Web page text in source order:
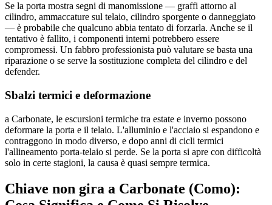
Se la porta mostra segni di manomissione — graffi attorno al
cilindro, ammaccature sul telaio, cilindro sporgente o danneggiato
— è probabile che qualcuno abbia tentato di forzarla. Anche se il
tentativo è fallito, i componenti interni potrebbero essere
compromessi. Un fabbro professionista può valutare se basta una
riparazione o se serve la sostituzione completa del cilindro e del
defender.
Sbalzi termici e deformazione
a Carbonate, le escursioni termiche tra estate e inverno possono
deformare la porta e il telaio. L'alluminio e l'acciaio si espandono e
contraggono in modo diverso, e dopo anni di cicli termici
l'allineamento porta-telaio si perde. Se la porta si apre con difficoltà
solo in certe stagioni, la causa è quasi sempre termica.
Chiave non gira a Carbonate (Como):